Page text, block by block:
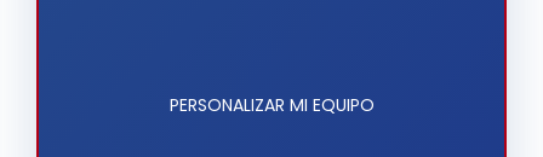
PERSONALIZAR MI EQUIPO